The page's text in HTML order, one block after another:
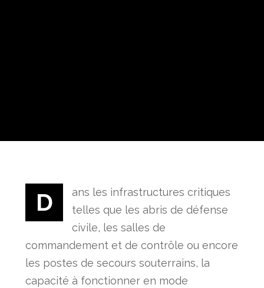
D
ans les infrastructures critiques
telles que les abris de défense
civile, les salles de
commandement et de contrôle ou encore
les postes de secours souterrains, la
capacité à fonctionner en mode